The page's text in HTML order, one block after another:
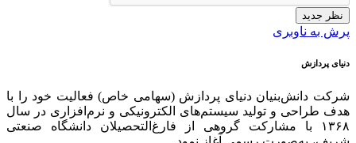
نظر جدید
پرش به ناوبری
دنیای پردازش
شرکت دانش‌بنیان دنیای پردازش (سهامی خاص) فعالیت خود را با
هدف طراحی و تولید سیستم‌های الکترونیکی و نرم‌افزاری در سال
۱۳۶۸ با مشارکت گروهی از فارغ‌التحصیلان دانشگاه صنعتی